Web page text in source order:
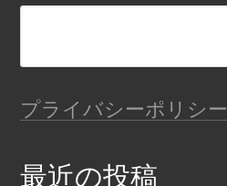
プライバシーポリシー
最近の投稿